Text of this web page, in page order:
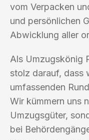
vom Verpacken
und persönlichen
Abwicklung aller
Als Umzugskönig
stolz darauf, dass
umfassenden
Wir kümmern uns
Umzugsgüter,
bei